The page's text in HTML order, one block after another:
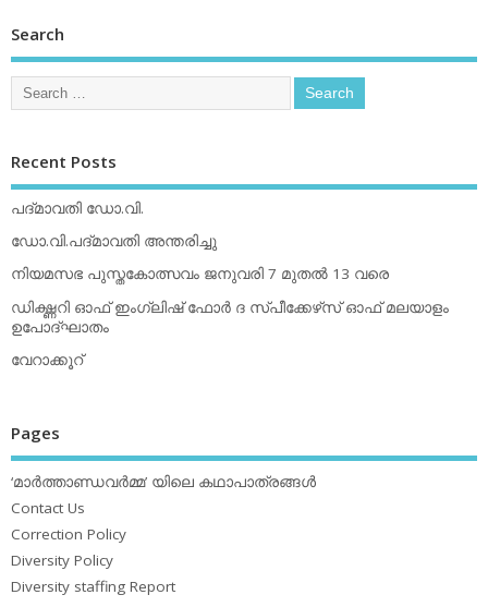
Search
Recent Posts
പദ്മാവതി ഡോ.വി.
ഡോ.വി.പദ്മാവതി അന്തരിച്ചു
നിയമസഭ പുസ്തകോത്സവം ജനുവരി 7 മുതല്‍ 13 വരെ
ഡിക്ഷ്ണറി ഓഫ് ഇംഗ്ലിഷ് ഫോര്‍ ദ സ്പീക്കേഴ്‌സ് ഓഫ് മലയാളം
ഉപോദ്ഘാതം
വേറാക്കൂറ്
Pages
‘മാര്‍ത്താണ്ഡവര്‍മ്മ’ യിലെ കഥാപാത്രങ്ങള്‍
Contact Us
Correction Policy
Diversity Policy
Diversity staffing Report